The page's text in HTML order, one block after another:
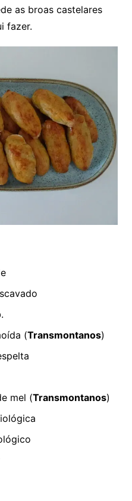
as broas castelares
fazer.
(Transmontanos)
mel (Transmontanos)